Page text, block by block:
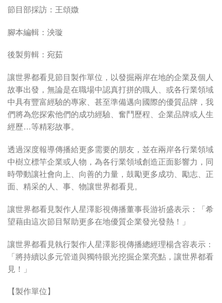
節目部採訪：王頌媺
腳本編輯：泱璇
後製剪輯：宛茹
讓世界都看見節目製作單位，以發掘兩岸在地的企業及個人
故事出發，無論是在職場中認真打拼的職人、或各行業領域
中具有豐富經驗的專家、甚至準備邁向國際的優質品牌，我
們將為您探索他們的成功經驗、奮鬥歷程、企業品牌或人生
經歷…等精彩故事。
透過深度報導傳播給更多需要的朋友，並在兩岸各行業領域
中樹立標竿企業或人物，為各行業領域創造正面影響力，同
時帶動讓社會向上、向善的力量，鼓勵更多成功、勵志、正
面、精采的人、事、物讓世界都看見。
讓世界都看見製作人星澤影視傳播董事長游祈盛表示：「希
望藉由這次節目幫助更多在地優質企業發光發熱！」
讓世界都看見執行製作人星澤影視傳播總經理楊含容表示：
「將持續以多元管道與獨特眼光挖掘企業亮點，讓世界都看
見！」
【製作單位】